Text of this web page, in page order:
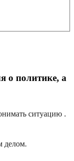
о политике, а
ситуацию .
делом.